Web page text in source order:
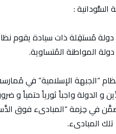
دولة مُستقِلة ذات سيادة يقوم
المواطنة المُتساوية.
“الجبهة الإسلامية” في
و الدولة واجباً ثورياً حتمياً و
في حِزمة “المبادىء فوق
المبادىء.